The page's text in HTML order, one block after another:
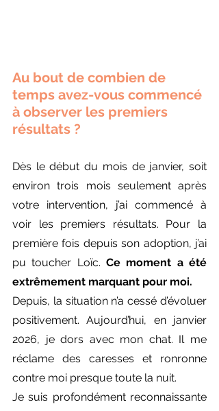
Au bout de combien de
temps avez-vous commencé
à observer les premiers
résultats ?
Dès le début du mois de janvier, soit
environ trois mois seulement après
votre intervention, j’ai commencé à
voir les premiers résultats. Pour la
première fois depuis son adoption, j’ai
pu toucher Loïc. Ce moment a été
extrêmement marquant pour moi.
Depuis, la situation n’a cessé d’évoluer
positivement. Aujourd’hui, en janvier
2026, je dors avec mon chat. Il me
réclame des caresses et ronronne
contre moi presque toute la nuit.
Je suis profondément reconnaissante